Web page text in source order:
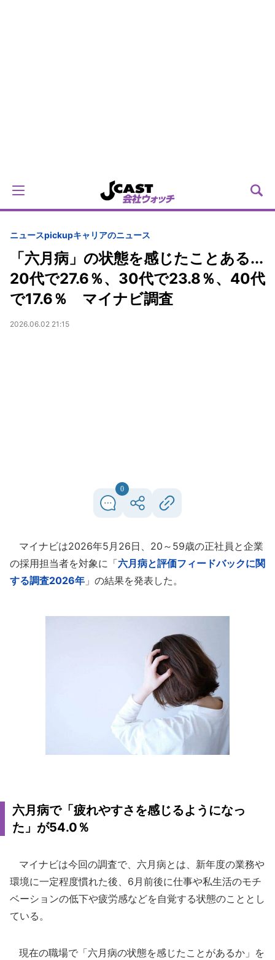
ニュースpickupキャリアのニュース
「六月病」の状態を感じたことある...
20代で27.6％、30代で23.8％、40代
で17.6％ マイナビ調査
2026.06.02 21:15
0
マイナビは2026年5月26日、20～59歳の正社員と企業
の採用担当者を対象に「六月病と評価フィードバックに関
する調査2026年 」の結果を発表した。
六月病で「疲れやすさを感じるようになっ
た」が54.0％
マイナビは今回の調査で、六月病とは、新年度の業務や
環境に一定程度慣れた後、6月前後に仕事や私生活のモチ
ベーションの低下や疲労感などを自覚する状態のこととし
ている。
現在の職場で「六月病の状態を感じたことがあるか」を